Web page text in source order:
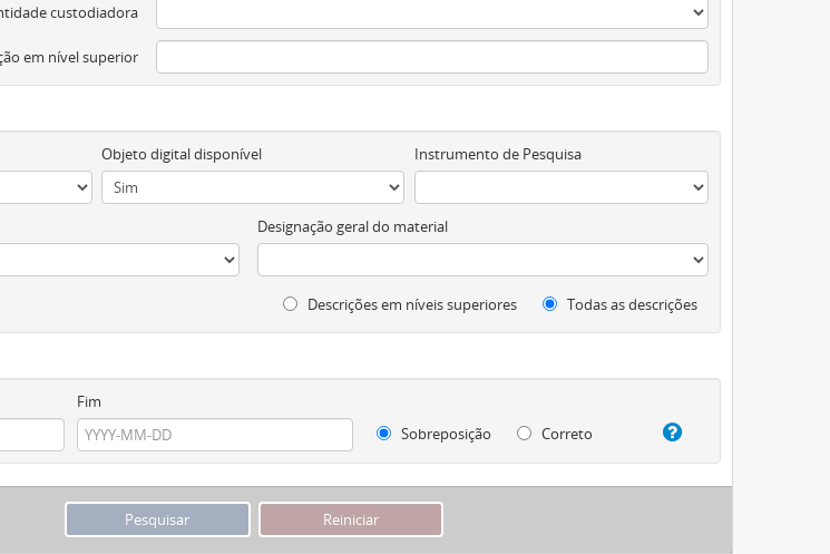
custodiadora
em nível superior
Objeto digital disponível Instrumento de Pesquisa
Designação geral do material
Descrições em níveis superiores Todas as descrições
Fim
Sobreposição
Correto